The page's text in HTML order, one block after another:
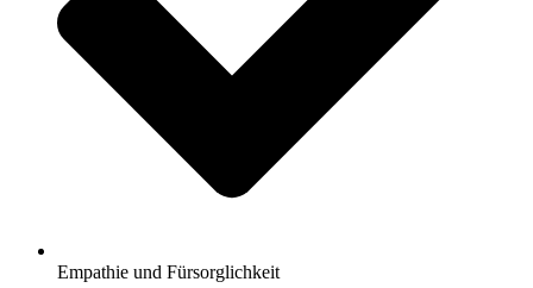
Empathie und Fürsorglichkeit